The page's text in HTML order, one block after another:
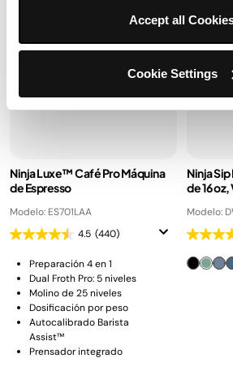
Accept all
Cookie Settings
Ninja Luxe™ Café Pro Máquina
de Espresso
Modelo: ES701LAA
4.5 (440)
Preparación 4 en 1
Dual Froth Pro: 5 niveles
Molino de 25 niveles
Dosificación por peso
Autocalibrado Barista
Assist™
Prensador integrado
Ninja
de 16
Modelo: